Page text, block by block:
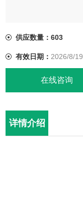
供应数量：603
有效日期： 2026/8/19
在线咨询
详情介绍